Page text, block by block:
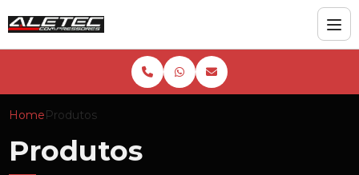
HomeProdutos
Produtos